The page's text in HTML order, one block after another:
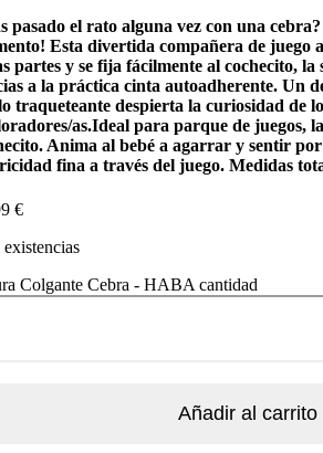
pasado el rato alguna vez con una
Esta divertida compañera de juego
partes y se fija fácilmente al cochecito, la
a la práctica cinta autoadherente. Un
traqueteante despierta la curiosidad de
as.Ideal para parque de juegos,
Anima al bebé a agarrar y sentir
fina a través del juego. Medidas
€
Colgante Cebra - HABA cantidad
Añadir al carrito